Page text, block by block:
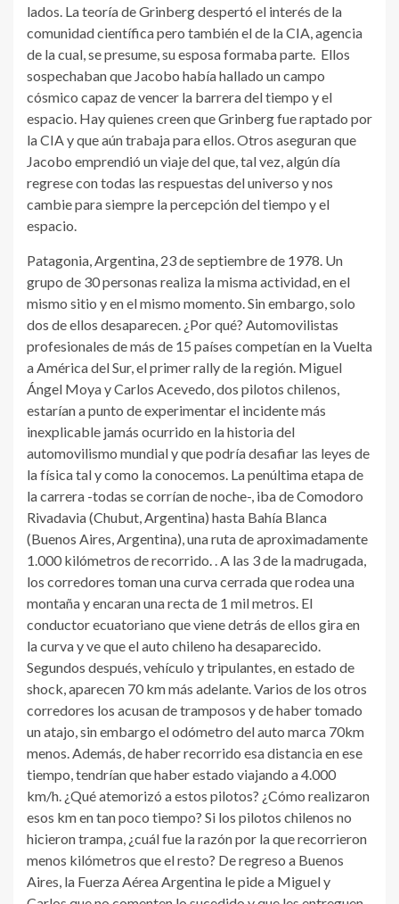
lados. La teoría de Grinberg despertó el interés de la
comunidad científica pero también el de la CIA, agencia
de la cual, se presume, su esposa formaba parte. Ellos
sospechaban que Jacobo había hallado un campo
cósmico capaz de vencer la barrera del tiempo y el
espacio. Hay quienes creen que Grinberg fue raptado por
la CIA y que aún trabaja para ellos. Otros aseguran que
Jacobo emprendió un viaje del que, tal vez, algún día
regrese con todas las respuestas del universo y nos
cambie para siempre la percepción del tiempo y el
espacio.
Patagonia, Argentina, 23 de septiembre de 1978. Un
grupo de 30 personas realiza la misma actividad, en el
mismo sitio y en el mismo momento. Sin embargo, solo
dos de ellos desaparecen. ¿Por qué? Automovilistas
profesionales de más de 15 países competían en la Vuelta
a América del Sur, el primer rally de la región. Miguel
Ángel Moya y Carlos Acevedo, dos pilotos chilenos,
estarían a punto de experimentar el incidente más
inexplicable jamás ocurrido en la historia del
automovilismo mundial y que podría desafiar las leyes de
la física tal y como la conocemos. La penúltima etapa de
la carrera -todas se corrían de noche-, iba de Comodoro
Rivadavia (Chubut, Argentina) hasta Bahía Blanca
(Buenos Aires, Argentina), una ruta de aproximadamente
1.000 kilómetros de recorrido. . A las 3 de la madrugada,
los corredores toman una curva cerrada que rodea una
montaña y encaran una recta de 1 mil metros. El
conductor ecuatoriano que viene detrás de ellos gira en
la curva y ve que el auto chileno ha desaparecido.
Segundos después, vehículo y tripulantes, en estado de
shock, aparecen 70 km más adelante. Varios de los otros
corredores los acusan de tramposos y de haber tomado
un atajo, sin embargo el odómetro del auto marca 70km
menos. Además, de haber recorrido esa distancia en ese
tiempo, tendrían que haber estado viajando a 4.000
km/h. ¿Qué atemorizó a estos pilotos? ¿Cómo realizaron
esos km en tan poco tiempo? Si los pilotos chilenos no
hicieron trampa, ¿cuál fue la razón por la que recorrieron
menos kilómetros que el resto? De regreso a Buenos
Aires, la Fuerza Aérea Argentina le pide a Miguel y